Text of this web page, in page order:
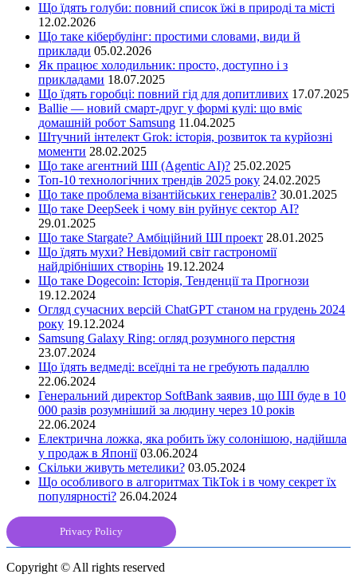
Що їдять голуби: повний список їжі в природі та місті
12.02.2026
Що таке кібербулінг: простими словами, види й
приклади 05.02.2026
Як працює холодильник: просто, доступно і з
прикладами 18.07.2025
Що їдять горобці: повний гід для допитливих 17.07.2025
Ballie — новий смарт-друг у формі кулі: що вміє
домашній робот Samsung 11.04.2025
Штучний інтелект Grok: історія, розвиток та курйозні
моменти 28.02.2025
Що таке агентний ШІ (Agentic AI)? 25.02.2025
Топ-10 технологічних трендів 2025 року 24.02.2025
Що таке проблема візантійських генералів? 30.01.2025
Що таке DeepSeek і чому він руйнує сектор АІ?
29.01.2025
Що таке Stargate? Амбіційний ШІ проект 28.01.2025
Що їдять мухи? Невідомий світ гастрономії
найдрібніших створінь 19.12.2024
Що таке Dogecoin: Історія, Тенденції та Прогнози
19.12.2024
Огляд сучасних версій ChatGPT станом на грудень 2024
року 19.12.2024
Samsung Galaxy Ring: огляд розумного перстня
23.07.2024
Що їдять ведмеді: всеїдні та не гребують падаллю
22.06.2024
Генеральний директор SoftBank заявив, що ШІ буде в 10
000 разів розумніший за людину через 10 років
22.06.2024
Електрична ложка, яка робить їжу солонішою, надійшла
у продаж в Японії 03.06.2024
Скільки живуть метелики? 03.05.2024
Що особливого в алгоритмах TikTok і в чому секрет їх
популярності? 26.04.2024
Privacy Policy
Copyright © All rights reserved